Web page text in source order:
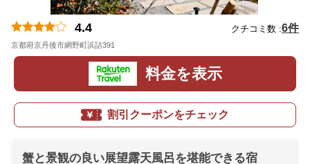
4.4 クチコミ数 :6件
京都府京丹後市網野町浜詰391
料金を表示
割引クーポンをチェック
蟹と景観の良い展望露天風呂を堪能できる宿